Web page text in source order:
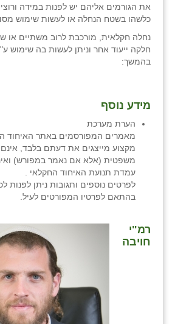
את הגורמים אליהם יש לפנות במידה
כלשהו בשטח הנחלה או לעשות שימוש
נחלה חקלאית, מורכבת לרוב משתיים או
חלקה ייעוד אחר וניתן לעשות בה שימוש
בהמשך:
מידע נוסף
הערת מערכת
מאמרים המפורסמים באתר האיחוד
מקצוע מייצגים את דעתם בלבד,
משפטית (אלא אם נאמר במפורש)
עמדת תנועת האיחוד החקלאי .
לפרטים נוספים ותגובות ניתן לפנות
בהתאם לפרטיו המפורטים לעיל.
רמ"י
חויבה